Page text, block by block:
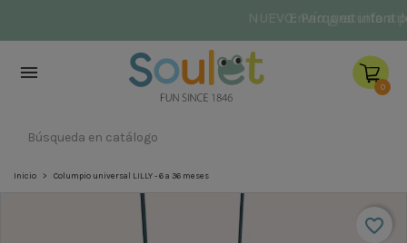
HéctoryAquiles

0
Inicio Columpio universal LILLY - 6 a 36 meses
favorite_border